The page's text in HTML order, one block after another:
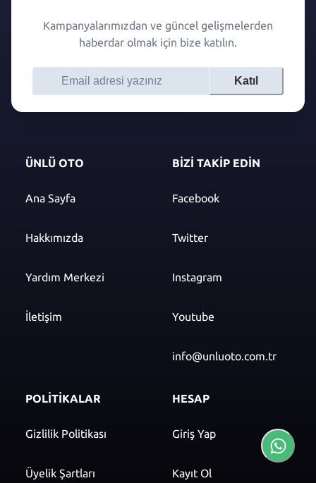
Kampanyalarımızdan ve güncel gelişmelerden
haberdar olmak için bize katılın.
Katıl
ÜNLÜ OTO
Ana Sayfa
Hakkımızda
Yardım Merkezi
İletişim
BİZİ TAKİP EDİN
Facebook
Twitter
Instagram
Youtube
info@unluoto.com.tr
POLİTİKALAR
Gizlilik Politikası
Üyelik Şartları
HESAP
Giriş Yap
Kayıt Ol